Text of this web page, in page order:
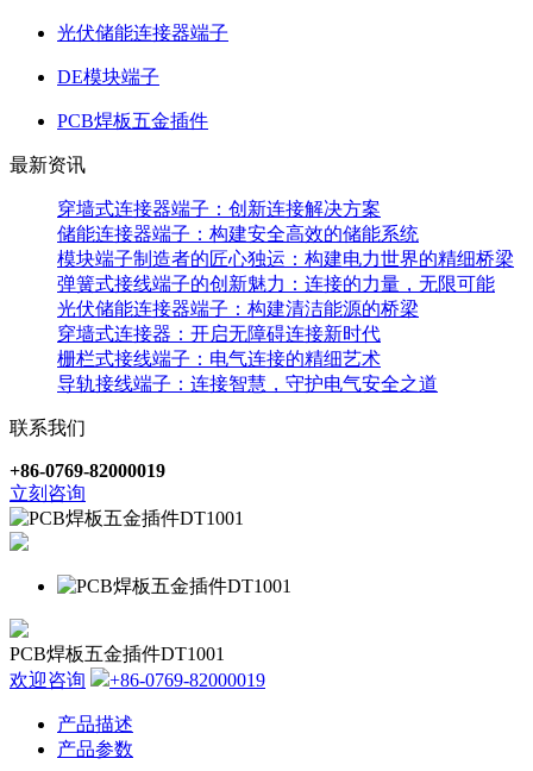
光伏储能连接器端子
DE模块端子
PCB焊板五金插件
最新资讯
穿墙式连接器端子：创新连接解决方案
储能连接器端子：构建安全高效的储能系统
模块端子制造者的匠心独运：构建电力世界的精细桥梁
弹簧式接线端子的创新魅力：连接的力量，无限可能
光伏储能连接器端子：构建清洁能源的桥梁
穿墙式连接器：开启无障碍连接新时代
栅栏式接线端子：电气连接的精细艺术
导轨接线端子：连接智慧，守护电气安全之道
联系我们
+86-0769-82000019
立刻咨询
PCB焊板五金插件DT1001
欢迎咨询
+86-0769-82000019
产品描述
产品参数